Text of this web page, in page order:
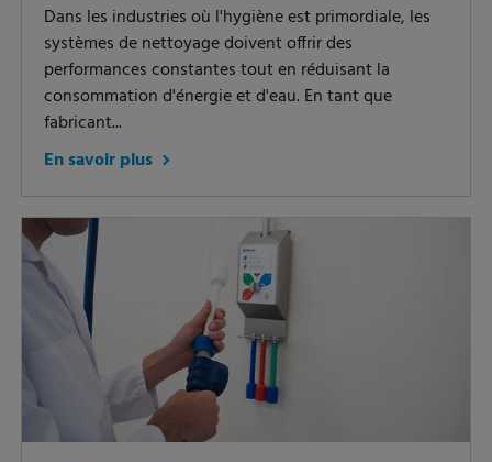
Dans les industries où l'hygiène est primordiale, les
systèmes de nettoyage doivent offrir des
performances constantes tout en réduisant la
consommation d'énergie et d'eau. En tant que
fabricant...
En savoir plus